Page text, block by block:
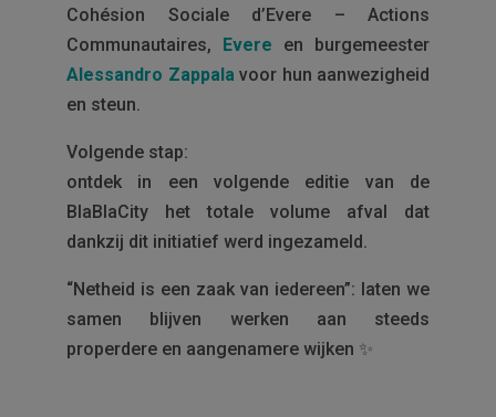
Cohésion Sociale d’Evere – Actions
Communautaires,
Evere en burgemeester
Alessandro Zappalavoor hun aanwezigheid
en steun.
Volgende stap:
ontdek in een volgende editie van de
BlaBlaCity het totale volume afval dat
dankzij dit initiatief werd ingezameld.
“Netheid is een zaak van iedereen”: laten we
samen blijven werken aan steeds
properdere en aangenamere wijken ✨